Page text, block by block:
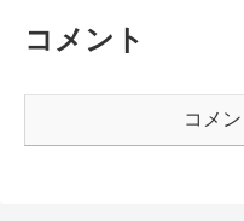
コメント
コメ